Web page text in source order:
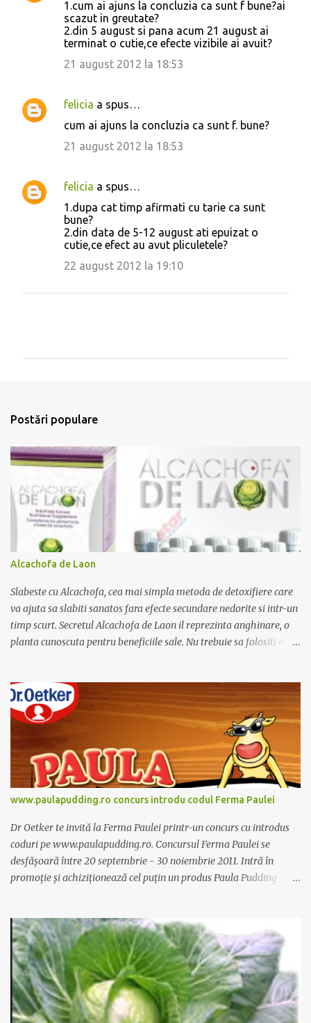
1.cum ai ajuns la concluzia ca sunt f bune?ai
scazut in greutate?
2.din 5 august si pana acum 21 august ai
terminat o cutie,ce efecte vizibile ai avuit?
21 august 2012 la 18:53
felicia a spus…
cum ai ajuns la concluzia ca sunt f. bune?
21 august 2012 la 18:53
felicia a spus…
1.dupa cat timp afirmati cu tarie ca sunt
bune?
2.din data de 5-12 august ati epuizat o
cutie,ce efect au avut pliculetele?
22 august 2012 la 19:10
m
e
ț
u
n
c
n
a
r
u
Postări populare
Alcachofa de Laon
Slabeste cu Alcachofa, cea mai simpla metoda de detoxifiere care
va ajuta sa slabiti sanatos fara efecte secundare nedorite si intr-un
timp scurt. Secretul Alcachofa de Laon il reprezinta anghinare, o
planta cunoscuta pentru beneficiile sale. Nu trebuie sa folositi o
www.paulapudding.ro concurs introdu codul Ferma Paulei
Dr Oetker te invită la Ferma Paulei printr-un concurs cu introdus
coduri pe www.paulapudding.ro. Concursul Ferma Paulei se
desfășoară între 20 septembrie - 30 noiembrie 2011. Intră în
promoție și achiziționează cel puțin un produs Paula Pudding
concurs Ferma Paulei. Poți căștiga zilnic truse de grădinărit,
săptămânal tractorașul fermierului sau premiul cel mare o
excursie la o super-fermă din Anglia. Mai multe coduri, mai multe
șanse de câștig. Câștigători si regulament pe
www.paulapudding.ro.